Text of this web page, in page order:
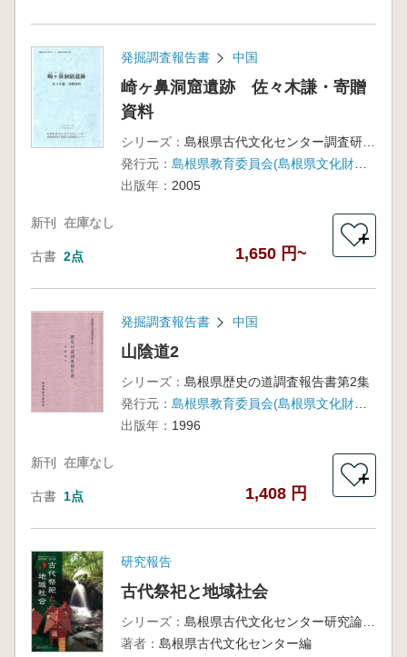
発掘調査報告書 中国
崎ヶ鼻洞窟遺跡 佐々木謙・寄贈
資料
シリーズ：
島根県古代文化センター調査研究報告書27
発行元：
島根県教育委員会(島根県文化財愛護協会)
出版年： 2005
新刊 在庫なし
古書 2点 1,650 円~
＋
発掘調査報告書 中国
山陰道2
シリーズ： 島根県歴史の道調査報告書第2集
発行元：
島根県教育委員会(島根県文化財愛護協会)
出版年： 1996
新刊 在庫なし
古書 1点 1,408 円
＋
研究報告
古代祭祀と地域社会
シリーズ：
島根県古代文化センター研究論集 第16集
著者： 島根県古代文化センター編